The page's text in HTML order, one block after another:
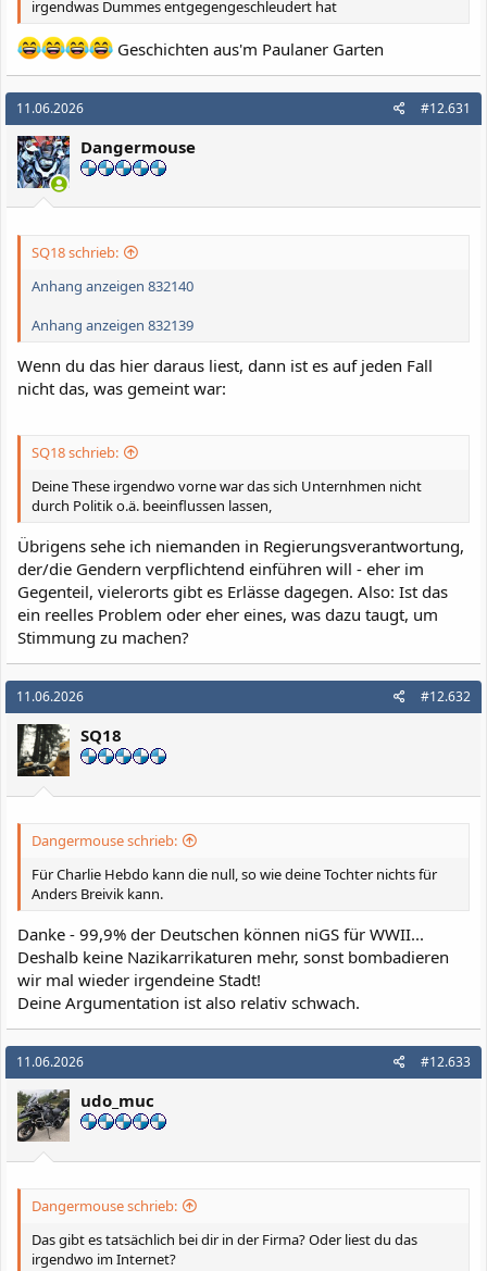
irgendwas Dummes entgegengeschleudert hat
Geschichten aus'm Paulaner Garten
11.06.2026 #12.631
Dangermouse
SQ18 schrieb:
Anhang anzeigen 832140
Anhang anzeigen 832139
Wenn du das hier daraus liest, dann ist es auf jeden Fall
nicht das, was gemeint war:
SQ18 schrieb:
Deine These irgendwo vorne war das sich Unternhmen nicht
durch Politik o.ä. beeinflussen lassen,
Übrigens sehe ich niemanden in Regierungsverantwortung,
der/die Gendern verpflichtend einführen will - eher im
Gegenteil, vielerorts gibt es Erlässe dagegen. Also: Ist das
ein reelles Problem oder eher eines, was dazu taugt, um
Stimmung zu machen?
11.06.2026 #12.632
SQ18
Dangermouse schrieb:
Für Charlie Hebdo kann die null, so wie deine Tochter nichts für
Anders Breivik kann.
Danke - 99,9% der Deutschen können niGS für WWII...
Deshalb keine Nazikarrikaturen mehr, sonst bombadieren
wir mal wieder irgendeine Stadt!
Deine Argumentation ist also relativ schwach.
11.06.2026 #12.633
udo_muc
Dangermouse schrieb:
Das gibt es tatsächlich bei dir in der Firma? Oder liest du das
irgendwo im Internet?